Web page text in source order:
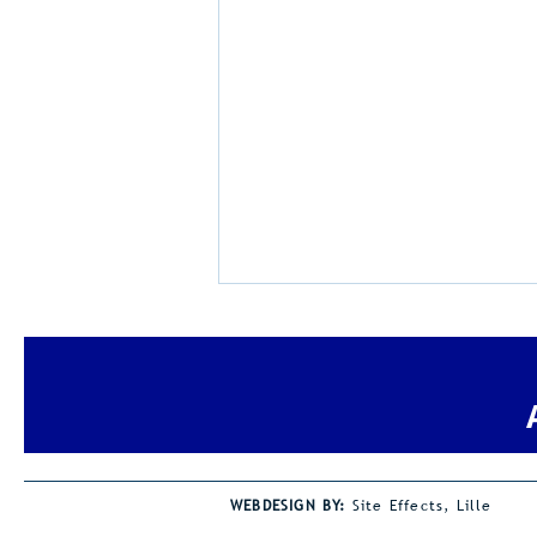
jaarlijkse avondmeeting. De
wind was wel een spelbreker bij
WEBDESIGN BY: Site Effects, Lille